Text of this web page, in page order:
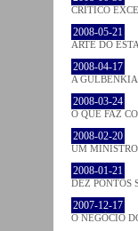
CRÍTICO
2008-05-21
ARTE DO
2008-04-17
A
2008-03-24
O QUE FAZ
2008-02-20
UM
2008-01-21
DEZ PONTOS
2007-12-17
O NEGÓCIO